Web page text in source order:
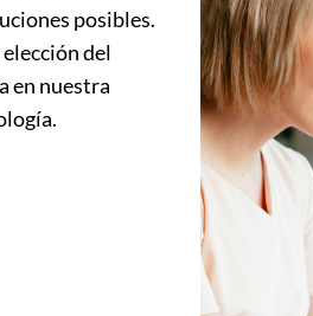
posibles.
del
en nuestra